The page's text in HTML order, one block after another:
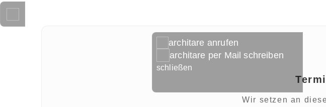
architare anrufen
architare per Mail schreiben
schließen
Wir setzen an